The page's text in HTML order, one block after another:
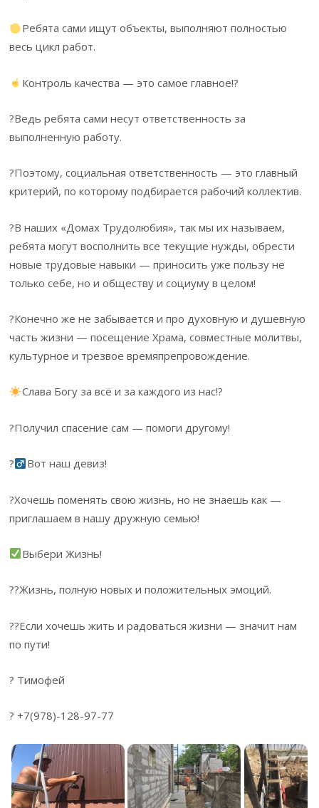
Ребята сами ищут объекты, выполняют полностью
весь цикл работ.
Контроль качества — это самое главное!?
?Ведь ребята сами несут ответственность за
выполненную работу.
?Поэтому, социальная ответственность — это главный
критерий, по которому подбирается рабочий коллектив.
?В наших «Домах Трудолюбия», так мы их называем,
ребята могут восполнить все текущие нужды, обрести
новые трудовые навыки — приносить уже пользу не
только себе, но и обществу и социуму в целом!
?Конечно же не забывается и про духовную и душевную
часть жизни — посещение Храма, совместные молитвы,
культурное и трезвое времяпрепровождение.
Слава Богу за всё и за каждого из нас!?
?Получил спасение сам — помоги другому!
?‍ Вот наш девиз!
?Хочешь поменять свою жизнь, но не знаешь как —
приглашаем в нашу дружную семью!
Выбери Жизнь!
??Жизнь, полную новых и положительных эмоций.
??Если хочешь жить и радоваться жизни — значит нам
по пути!
? Тимофей
? +7(978)-128-97-77